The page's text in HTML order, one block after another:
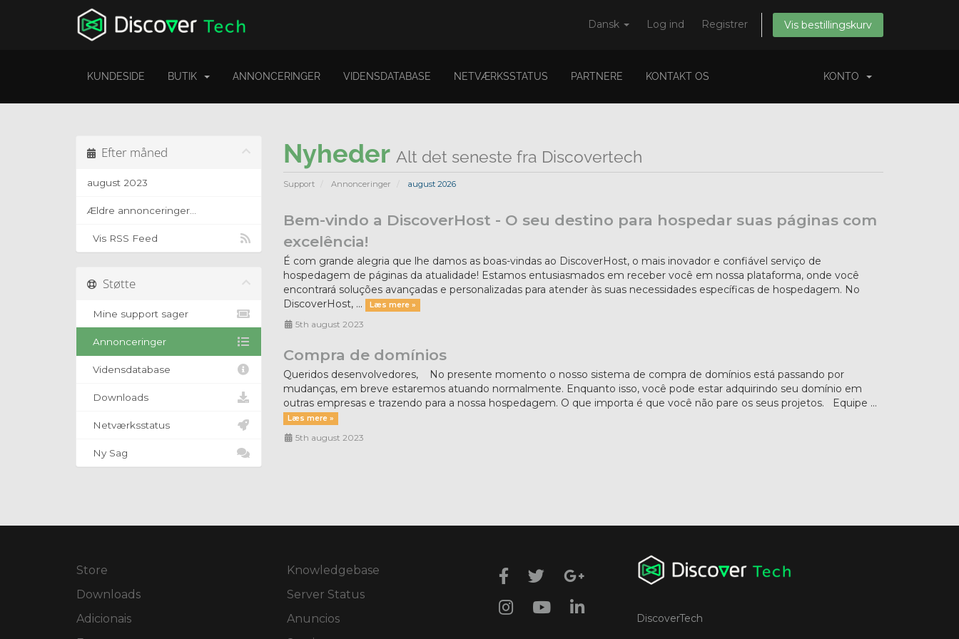
Dansk Log ind Registrer Vis bestillingskurv
KUNDESIDE BUTIK ANNONCERINGER VIDENSDATABASE NETVÆRKSSTATUS PARTNERE KONTAKT OS KONTO
Nyheder Alt det seneste fra Discovertech
Support Annonceringer august 2026
Efter måned
august 2023
Ældre annonceringer...
Vis RSS Feed
Bem-vindo a DiscoverHost - O seu destino para hospedar suas páginas com
excelência!
É com grande alegria que lhe damos as boas-vindas ao DiscoverHost, o mais inovador e confiável serviço de
hospedagem de páginas da atualidade! Estamos entusiasmados em receber você em nossa plataforma, onde você
encontrará soluções avançadas e personalizadas para atender às suas necessidades específicas de hospedagem. No
DiscoverHost, ...
Læs mere »
5th august 2023
Compra de domínios
Queridos desenvolvedores, No presente momento o nosso sistema de compra de domínios está passando por
mudanças, em breve estaremos atuando normalmente. Enquanto isso, você pode estar adquirindo seu domínio em
outras empresas e trazendo para a nossa hospedagem. O que importa é que você não pare os seus projetos. Equipe ...
Læs mere »
5th august 2023
Støtte
Mine support sager
Annonceringer
Vidensdatabase
Downloads
Netværksstatus
Ny Sag
Store
Downloads
Adicionais
Knowledgebase
Server Status
Anuncios
DiscoverTech